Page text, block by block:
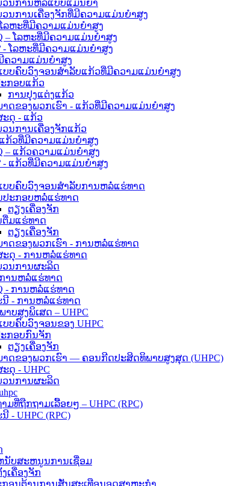
ວນການຫລໍ່ແບບແມ່ນຍໍາ
ວນການເຄື່ອງຈັກທີ່ມີຄວາມແມ່ນຍໍາສູງ
ລຫະທີ່ມີຄວາມແມ່ນຍໍາສູງ
– ໂລຫະທີ່ມີຄວາມແມ່ນຍໍາສູງ
- ໂລຫະທີ່ມີຄວາມແມ່ນຍໍາສູງ
ຄວາມແມ່ນຍໍາສູງ
ບບຄົບວົງຈອນສຳລັບແກ້ວທີ່ມີຄວາມແມ່ນຍໍາສູງ
ກອບແກ້ວ
ການປຸງແຕ່ງແກ້ວ
ດຂອງພວກເຮົາ - ແກ້ວທີ່ມີຄວາມແມ່ນຍໍາສູງ
ະດຸ - ແກ້ວ
ວນການເຄື່ອງຈັກແກ້ວ
ກ້ວທີ່ມີຄວາມແມ່ນຍໍາສູງ
– ແກ້ວຄວາມແມ່ນຍໍາສູງ
- ແກ້ວທີ່ມີຄວາມແມ່ນຍໍາສູງ
ບບຄົບວົງຈອນສຳລັບການຫລໍ່ແຮ່ທາດ
ປະກອບຫລໍ່ແຮ່ທາດ
ຕຽງເຄື່ອງຈັກ
ຕື່ມແຮ່ທາດ
ຕຽງເຄື່ອງຈັກ
ດຂອງພວກເຮົາ - ການຫລໍ່ແຮ່ທາດ
ະດຸ - ການຫລໍ່ແຮ່ທາດ
ວນການຜະລິດ
ານຫລໍ່ແຮ່ທາດ
- ການຫລໍ່ແຮ່ທາດ
ນີ - ການຫລໍ່ແຮ່ທາດ
ບສູງພິເສດ – UHPC
ບຄົບວົງຈອນຂອງ UHPC
ະກອບກົນຈັກ
ຕຽງເຄື່ອງຈັກ
ດຂອງພວກເຮົາ — ຄອນກີດປະສິດທິພາບສູງສຸດ (UHPC)
ດຸ - UHPC
ວນການຜະລິດ
ມທີ່ຖືກຖາມເລື້ອຍໆ – UHPC (RPC)
- UHPC (RPC)
ນັບສະຫນູນການເຊື່ອມ
ເຄື່ອງຈັກ
ກອນຕ້ານການສັ່ນສະເທືອນອຸດສາຫະກໍາ